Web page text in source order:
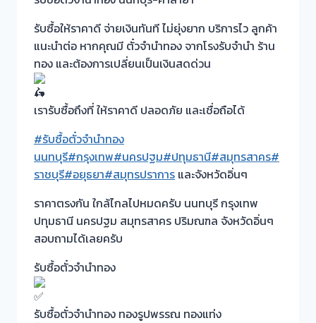
รับซื้อให้ราคาดี จ่ายเงินทันที ไม่ยุ่งยาก บริการไว ลูกค้า
แนะนำต่อ หากคุณมี ตั๋วจำนำทอง จากโรงรับจำนำ ร้าน
ทอง และต้องการเปลี่ยนเป็นเงินสดด่วน
เรารับซื้อถึงที่ ให้ราคาดี ปลอดภัย และเชื่อถือได้
#รับซื้อตั๋วจำนำทอง
นนทบุรี#กรุงเทพ#นครปฐม#ปทุมธานี#สมุทรสาคร#
ราชบุรี#อยุธยา#สมุทรปราการ และจังหวัดอิ่นๆ
ราคาตรงกัน ใกล้ไกลไปหมดครับ นนทบุรี กรุงเทพ
ปทุมธานี นครปฐม สมุทรสาคร ปริมณฑล จังหวัดอิ่นๆ
สอบถามได้เลยครับ
รับซื้อตั๋วจำนำทอง
รับซื้อตั๋วจำนำทอง ทองรูปพรรณ ทองแท่ง